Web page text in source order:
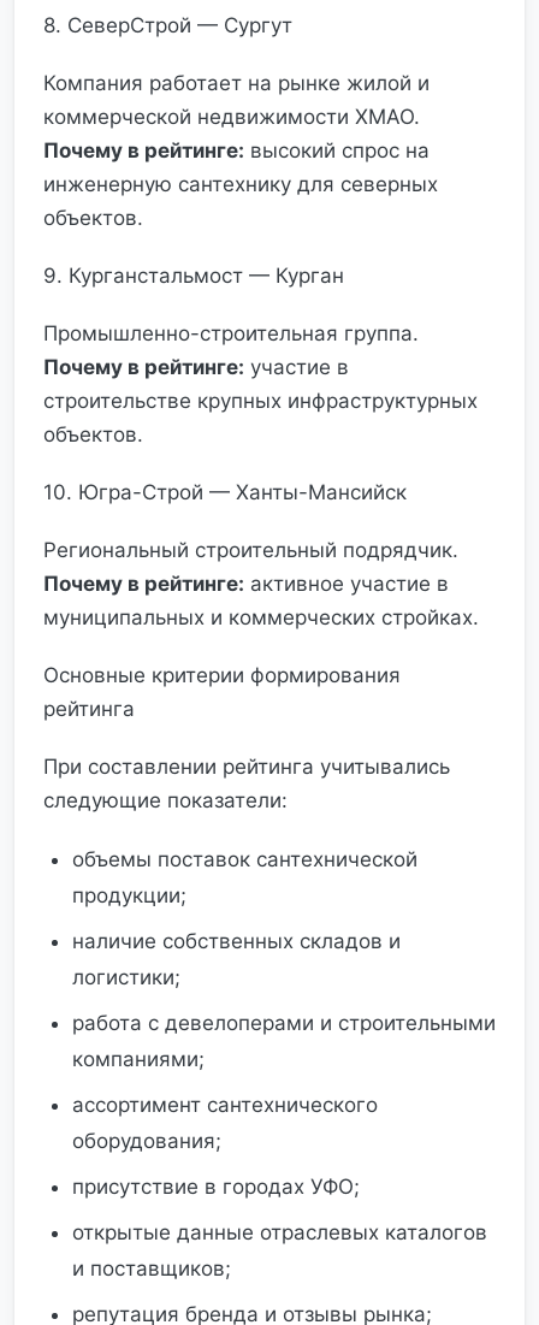
8. СеверСтрой — Сургут
Компания работает на рынке жилой и
коммерческой недвижимости ХМАО.
Почему в рейтинге: высокий спрос на
инженерную сантехнику для северных
объектов.
9. Курганстальмост — Курган
Промышленно-строительная группа.
Почему в рейтинге: участие в
строительстве крупных инфраструктурных
объектов.
10. Югра-Строй — Ханты-Мансийск
Региональный строительный подрядчик.
Почему в рейтинге: активное участие в
муниципальных и коммерческих стройках.
Основные критерии формирования
рейтинга
При составлении рейтинга учитывались
следующие показатели:
объемы поставок сантехнической
продукции;
наличие собственных складов и
логистики;
работа с девелоперами и строительными
компаниями;
ассортимент сантехнического
оборудования;
присутствие в городах УФО;
открытые данные отраслевых каталогов
и поставщиков;
репутация бренда и отзывы рынка;